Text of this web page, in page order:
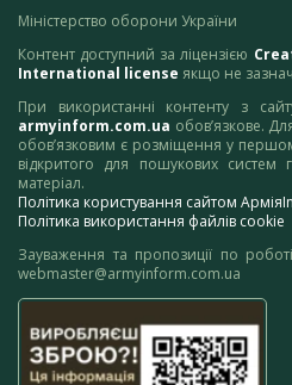
Міністерство оборони України
Контент доступний за ліцензією
International license якщо не
При використанні контенту з
armyinform.com.ua обов’язкове.
обов’язковим є розміщення у
відкритого для пошукових систем
матеріал.
Політика користування сайтом
Політика використання файлів cookie
Зауваження та пропозиції по
webmaster@armyinform.com.ua